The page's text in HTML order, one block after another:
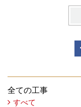
全ての工事
すべて